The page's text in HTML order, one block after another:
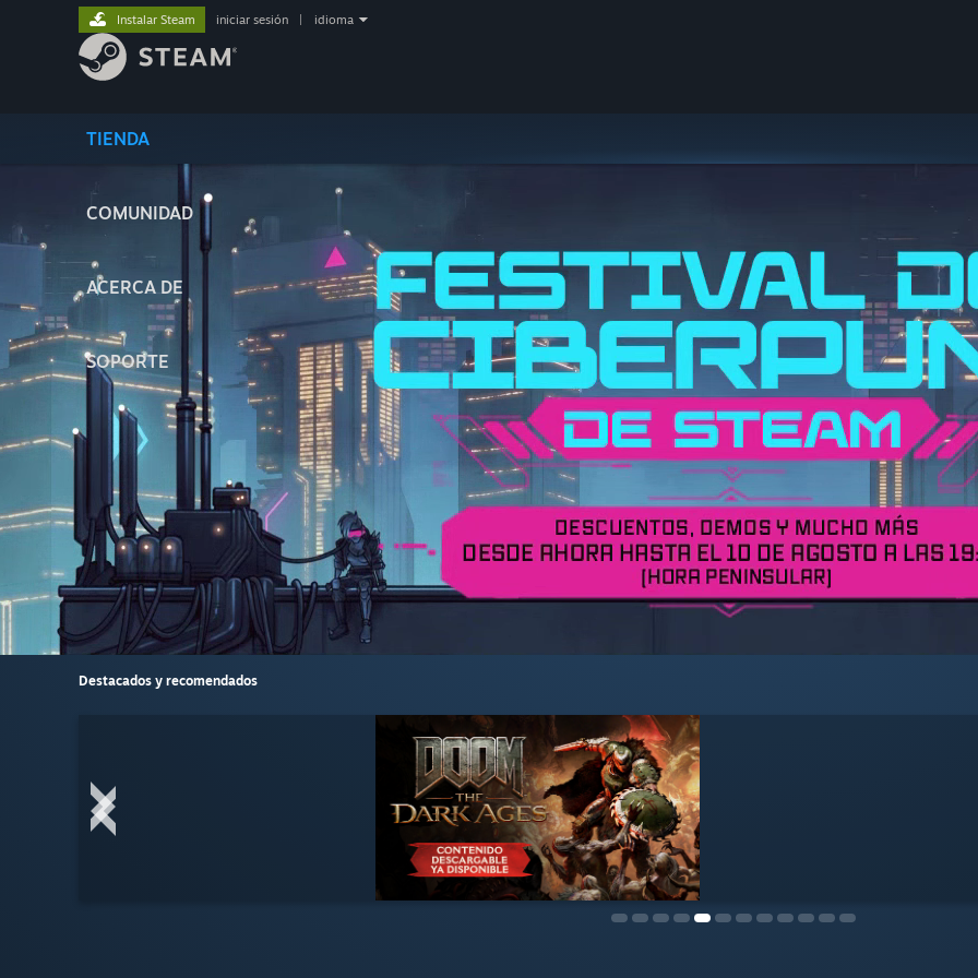
TIENDA
COMUNIDAD
ACERCA DE
SOPORTE
Instalar Steam iniciar sesión idioma
Destacados y recomendados